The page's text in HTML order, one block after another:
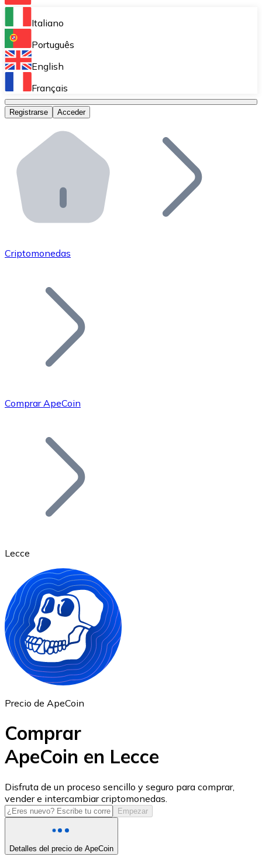
Bitnovo Ramp
Integra nuestra solución en tu plataforma.
Bitnovo Giftcards
Bitnovo OTC
Bitnovo ATM
Integra un ATM Bitnovo en tu negocio y permite que
Bitnovo API
Integra nuestra API en tu ecosistema.
Únete a nuestra red de distribuidores.
Añade tu proyecto a nuestro ecosistema.
Bitcoin
Ethereum
ETH
USD Coin
USDC
Italiano
Português
English
Français
Registrarse Acceder
Criptomonedas
Comprar ApeCoin
Lecce
Precio de ApeCoin
Comprar
ApeCoin en Lecce
Disfruta de un proceso sencillo y seguro para comprar,
vender e intercambiar criptomonedas.
Empezar
Detalles del precio de ApeCoin